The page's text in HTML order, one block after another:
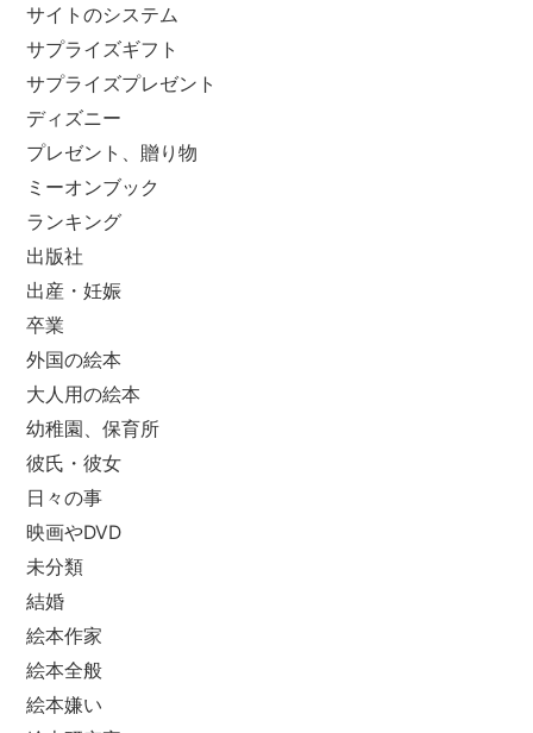
サイトのシステム
サプライズギフト
サプライズプレゼント
ディズニー
プレゼント、贈り物
ミーオンブック
ランキング
出版社
出産・妊娠
卒業
外国の絵本
大人用の絵本
幼稚園、保育所
彼氏・彼女
日々の事
映画やDVD
未分類
結婚
絵本作家
絵本全般
絵本嫌い